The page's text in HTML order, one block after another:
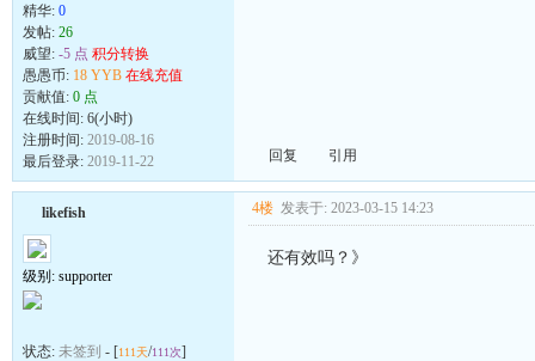
精华: 0
发帖: 26
威望: -5 点 积分转换
愚愚币: 18 YYB 在线充值
贡献值: 0 点
在线时间: 6(小时)
注册时间: 2019-08-16
最后登录: 2019-11-22 回复 引用
likefish
级别: supporter
状态: 未签到 - [111天/111次]
4楼 发表于: 2023-03-15 14:23
还有效吗？》